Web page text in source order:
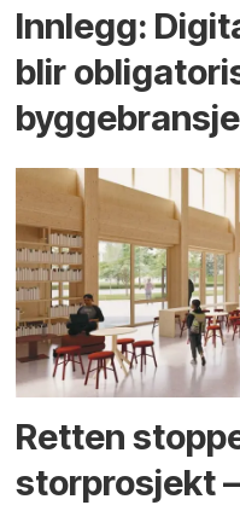
Innlegg:
blir
Retten
storprosjekt